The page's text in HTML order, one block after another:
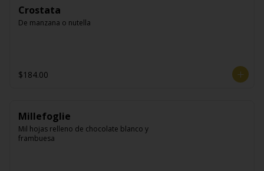
Crostata
De manzana o nutella
$184.00
Millefoglie
Mil hojas relleno de chocolate blanco y
frambuesa